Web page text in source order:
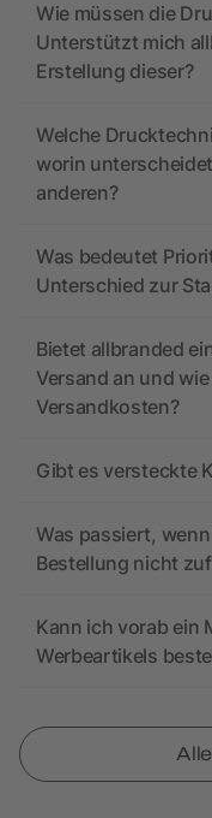
Wie müssen die
Unterstützt mich
Erstellung dieser?
Welche
worin
anderen?
Was bedeutet
Unterschied zur
Bietet allbranded
Versand an und
Versandkosten?
Gibt es versteckte
Was passiert,
Bestellung nicht
Kann ich vorab ein
Werbeartikels